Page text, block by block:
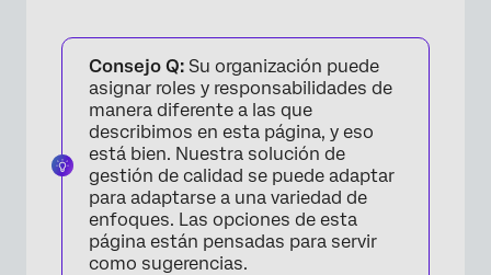
Consejo Q: Su organización puede
asignar roles y responsabilidades de
manera diferente a las que
describimos en esta página, y eso
está bien. Nuestra solución de
gestión de calidad se puede adaptar
para adaptarse a una variedad de
enfoques. Las opciones de esta
página están pensadas para servir
como sugerencias.